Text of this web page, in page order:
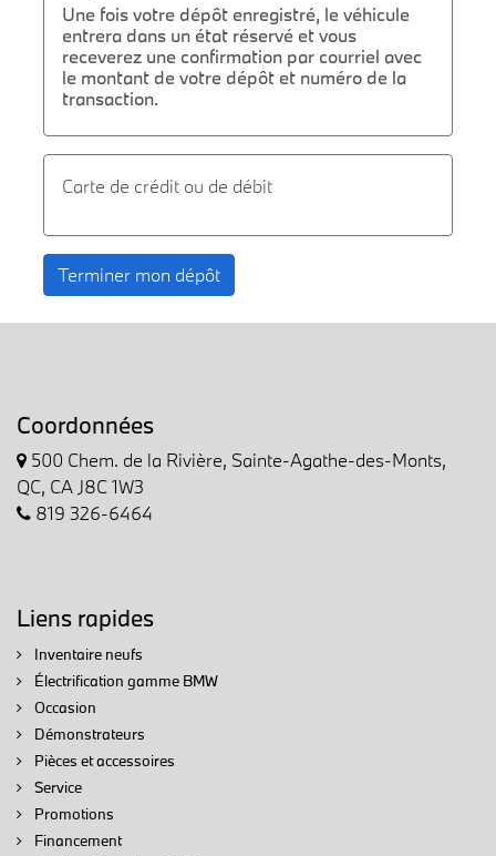
Une fois votre dépôt enregistré, le véhicule
entrera dans un état réservé et vous
receverez une confirmation par courriel avec
le montant de votre dépôt et numéro de la
transaction.
Carte de crédit ou de débit
Terminer mon dépôt
Coordonnées
500 Chem. de la Rivière, Sainte-Agathe-des-Monts,
QC, CA J8C 1W3
819 326-6464
Liens rapides
Inventaire neufs
Électrification gamme BMW
Occasion
Démonstrateurs
Pièces et accessoires
Service
Promotions
Financement